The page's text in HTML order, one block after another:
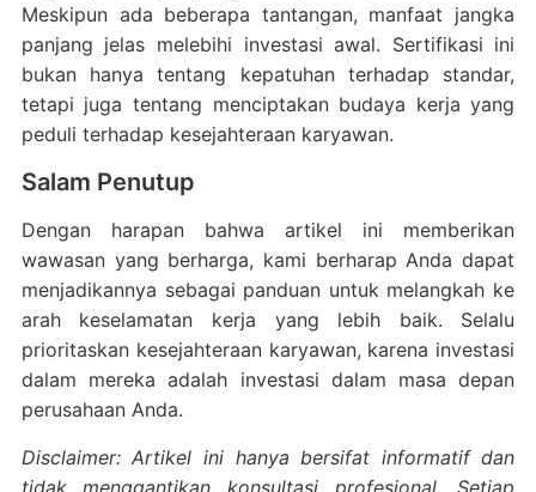
Meskipun ada beberapa tantangan, manfaat jangka
panjang jelas melebihi investasi awal. Sertifikasi ini
bukan hanya tentang kepatuhan terhadap standar,
tetapi juga tentang menciptakan budaya kerja yang
peduli terhadap kesejahteraan karyawan.
Salam Penutup
Dengan harapan bahwa artikel ini memberikan
wawasan yang berharga, kami berharap Anda dapat
menjadikannya sebagai panduan untuk melangkah ke
arah keselamatan kerja yang lebih baik. Selalu
prioritaskan kesejahteraan karyawan, karena investasi
dalam mereka adalah investasi dalam masa depan
perusahaan Anda.
Disclaimer: Artikel ini hanya bersifat informatif dan
tidak menggantikan konsultasi profesional. Setiap